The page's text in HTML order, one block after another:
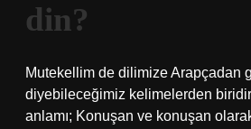
din?
Mutekellim de dilimize Arapçadan
diyebileceğimiz kelimelerden
anlamı; Konuşan ve konuşan